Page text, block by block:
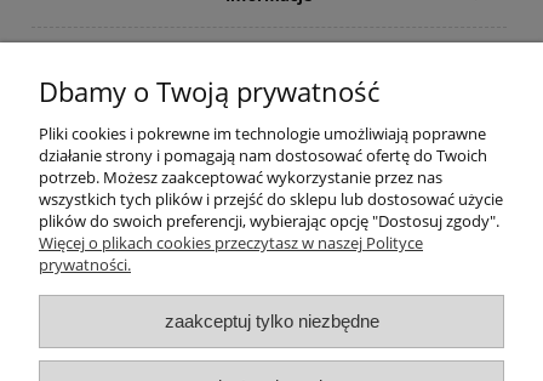
PRODUCENCI
Popularne kategorie
Dive Factory 24-aleja 29 Listopada 165-
woj. małopolskie - NIP 9452184931
tel.12 418 39 59-sklep@divefactory24.pl
Dbamy o Twoją prywatność
Pliki cookies i pokrewne im technologie umożliwiają poprawne
działanie strony i pomagają nam dostosować ofertę do Twoich
potrzeb. Możesz zaakceptować wykorzystanie przez nas
wszystkich tych plików i przejść do sklepu lub dostosować użycie
plików do swoich preferencji, wybierając opcję "Dostosuj zgody".
Więcej o plikach cookies przeczytasz w naszej Polityce
prywatności.
zaakceptuj tylko niezbędne